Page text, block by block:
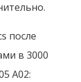
после
в 3000
A02: